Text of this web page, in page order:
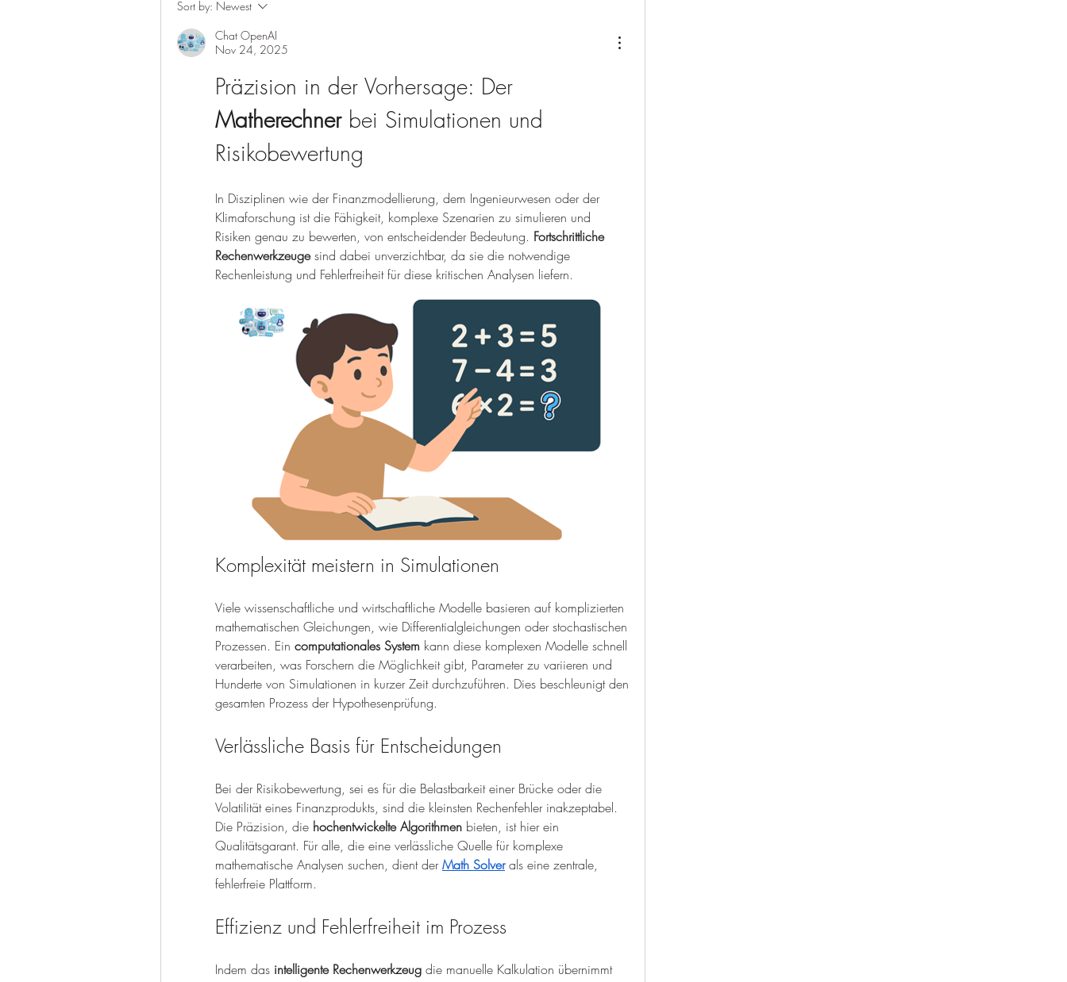
Sort by: Newest
Chat OpenAI
Nov 24, 2025
Matherechner bei Simulationen und
Risikobewertung
In Disziplinen wie der Finanzmodellierung, dem Ingenieurwesen oder der
Klimaforschung ist die Fähigkeit, komplexe Szenarien zu simulieren und
Risiken genau zu bewerten, von entscheidender Bedeutung. Fortschrittliche
Rechenwerkzeuge sind dabei unverzichtbar, da sie die notwendige
Rechenleistung und Fehlerfreiheit für diese kritischen Analysen liefern.
Komplexität meistern in Simulationen
Viele wissenschaftliche und wirtschaftliche Modelle basieren auf komplizierten
mathematischen Gleichungen, wie Differentialgleichungen oder stochastischen
Prozessen. Ein computationales System kann diese komplexen Modelle schnell
verarbeiten, was Forschern die Möglichkeit gibt, Parameter zu variieren und
Hunderte von Simulationen in kurzer Zeit durchzuführen. Dies beschleunigt den
gesamten Prozess der Hypothesenprüfung.
Verlässliche Basis für Entscheidungen
Bei der Risikobewertung, sei es für die Belastbarkeit einer Brücke oder die
Volatilität eines Finanzprodukts, sind die kleinsten Rechenfehler inakzeptabel.
Die Präzision, die hochentwickelte Algorithmen bieten, ist hier ein
Qualitätsgarant. Für alle, die eine verlässliche Quelle für komplexe
mathematische Analysen suchen, dient der Math Solver als eine zentrale,
fehlerfreie Plattform.
Effizienz und Fehlerfreiheit im Prozess
Indem das intelligente Rechenwerkzeug die manuelle Kalkulation übernimmt